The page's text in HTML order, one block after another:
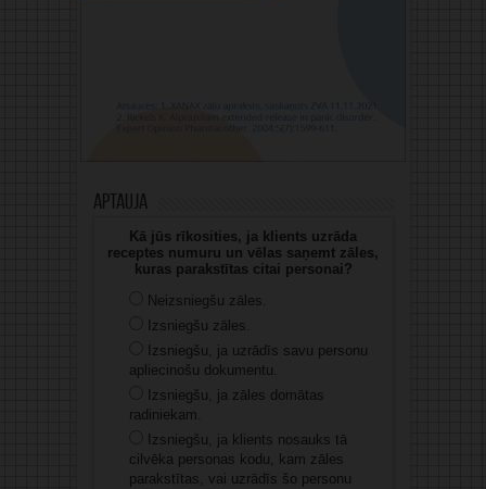
Aptauja
Kā jūs rīkosities, ja klients uzrāda
receptes numuru un vēlas saņemt zāles,
kuras parakstītas citai personai?
Neizsniegšu zāles.
Izsniegšu zāles.
Izsniegšu, ja uzrādīs savu personu
apliecinošu dokumentu.
Izsniegšu, ja zāles domātas
radiniekam.
Izsniegšu, ja klients nosauks tā
cilvēka personas kodu, kam zāles
parakstītas, vai uzrādīs šo personu